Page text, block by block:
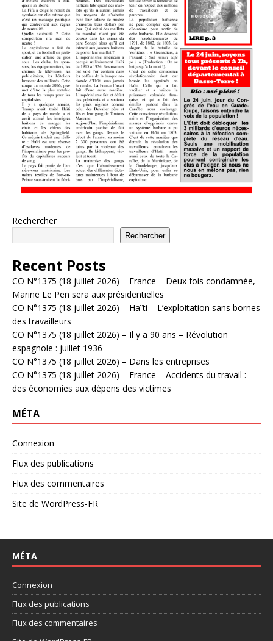
Rechercher
Rechercher
Recent Posts
CO N°1375 (18 juillet 2026) – France – Deux fois condamnée,
Marine Le Pen sera aux présidentielles
CO N°1375 (18 juillet 2026) – Haïti – L’exploitation sans bornes
des travailleurs
CO N°1375 (18 juillet 2026) – Il y a 90 ans – Révolution
espagnole : juillet 1936
CO N°1375 (18 juillet 2026) – Dans les entreprises
CO N°1375 (18 juillet 2026) – France – Accidents du travail :
des économies aux dépens des victimes
MÉTA
Connexion
Flux des publications
Flux des commentaires
Site de WordPress-FR
MÉTA
Connexion
Flux des publications
Flux des commentaires